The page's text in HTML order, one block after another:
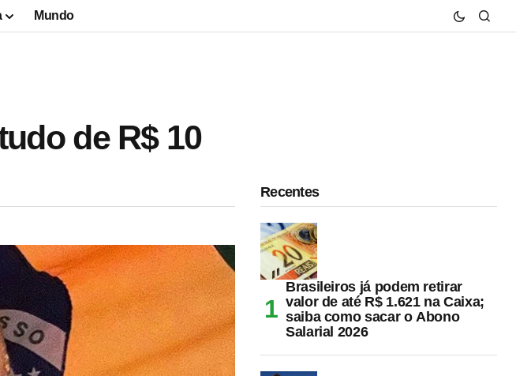
Mundo
de R$ 10
Recentes
Brasileiros já podem retirar
valor de até R$ 1.621 na Caixa;
saiba como sacar o Abono
Salarial 2026